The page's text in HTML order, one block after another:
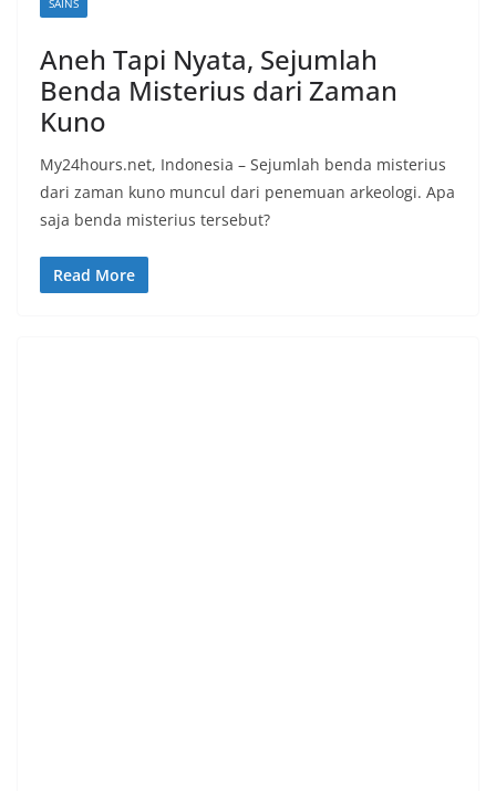
SAINS
Aneh Tapi Nyata, Sejumlah
Benda Misterius dari Zaman
Kuno
My24hours.net, Indonesia – Sejumlah benda misterius
dari zaman kuno muncul dari penemuan arkeologi. Apa
saja benda misterius tersebut?
Read More